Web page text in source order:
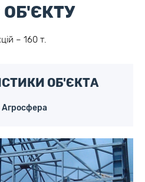
– 160 т.
ОБ'ЄКТА
Агросфера